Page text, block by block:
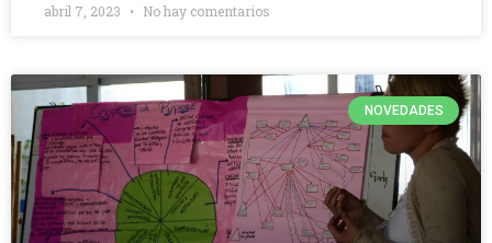
abril 7, 2023 No hay comentarios
NOVEDADES